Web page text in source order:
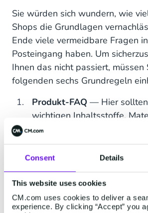
Consent Details
This website uses cookies
CM.com uses cookies to deliver a
experience. By clicking “Accept” you
Sie würden sich wundern, wie
Shops die Grundlagen
Ende viele vermeidbare Fragen
Posteingang haben. Um
Ihnen das nicht passiert, müssen
folgenden sechs Grundregeln
Produkt-FAQ — Hier
wichtigen Inhaltsstoffe,
Produktionsmethoden oder
denen die Kunden Fragen
klar angeben. Sie könnten
Bereich auf jeder
Bestellung per Track &